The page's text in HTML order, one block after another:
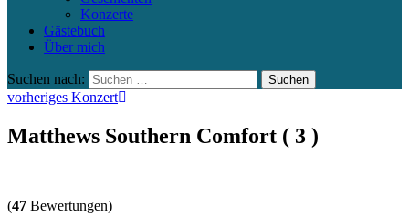
Konzerte
Gästebuch
Über mich
Suchen nach:
vorheriges Konzert
Matthews Southern Comfort ( 3 )
(47 Bewertungen)